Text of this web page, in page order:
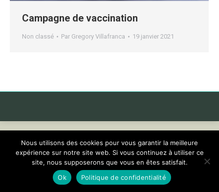
Campagne de vaccination
Non classé Par Gregory Villafranca 19 janvier 2021
Nous utilisons des cookies pour vous garantir la meilleure
expérience sur notre site web. Si vous continuez à utiliser ce
site, nous supposerons que vous en êtes satisfait.
Ok
Politique de confidentialité